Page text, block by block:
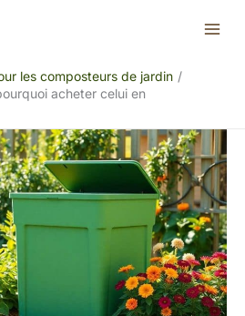
les composteurs de jardin
acheter celui en